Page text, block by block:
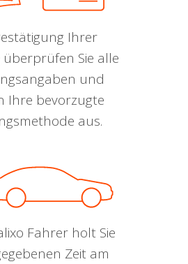
Ihrer
Sie alle
und
Ihre bevorzugte
aus.
Fahrer holt Sie
Zeit am